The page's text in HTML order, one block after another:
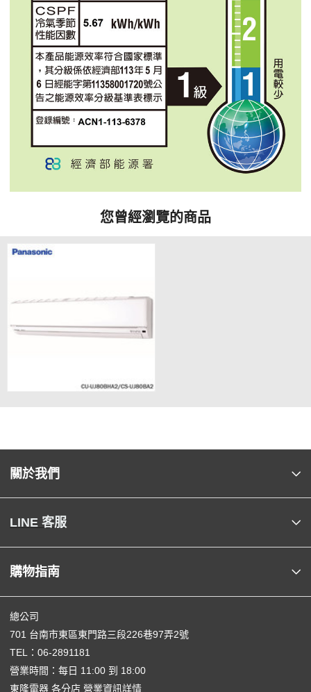
您曾經瀏覽的商品
關於我們
LINE 客服
購物指南
總公司
701 台南市東區東門路三段226巷97弄2號
TEL： 06-2891181
營業時間：每日 11:00 到 18:00
東隆電器 各分店 營業資訊詳情